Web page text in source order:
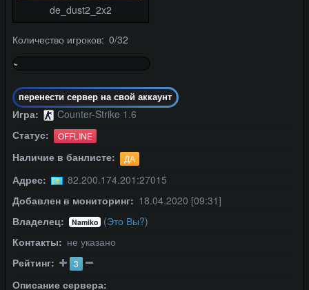
de_dust2_2x2
Количество игроков: 0/32
~
перенести сервер на свой аккаунт
Игра:
Counter-Strike 1.6
Статус:
OFFLINE
Наличие в банлисте: ДА
Адрес:
82.200.174.201:27015
Добавлен в мониторинг: 18.04.2020 [09:31]
Владелец:
Namiko (Это Вы?)
Контакты: не указано
Рейтинг:
3
Описание сервера: